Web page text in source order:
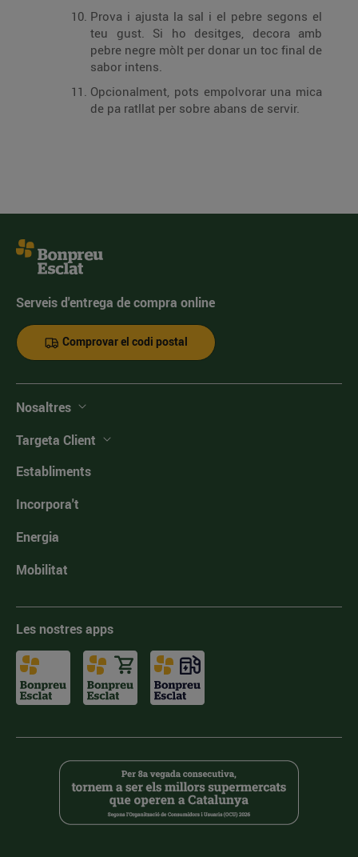
Prova i ajusta la sal i el pebre segons el
teu gust. Si ho desitges, decora amb
pebre negre mòlt per donar un toc final de
sabor intens.
Opcionalment, pots empolvorar una mica
de pa ratllat per sobre abans de servir.
Serveis d'entrega de compra online
Comprovar el codi postal
Nosaltres
Targeta Client
Establiments
Incorpora't
Energia
Mobilitat
Les nostres apps